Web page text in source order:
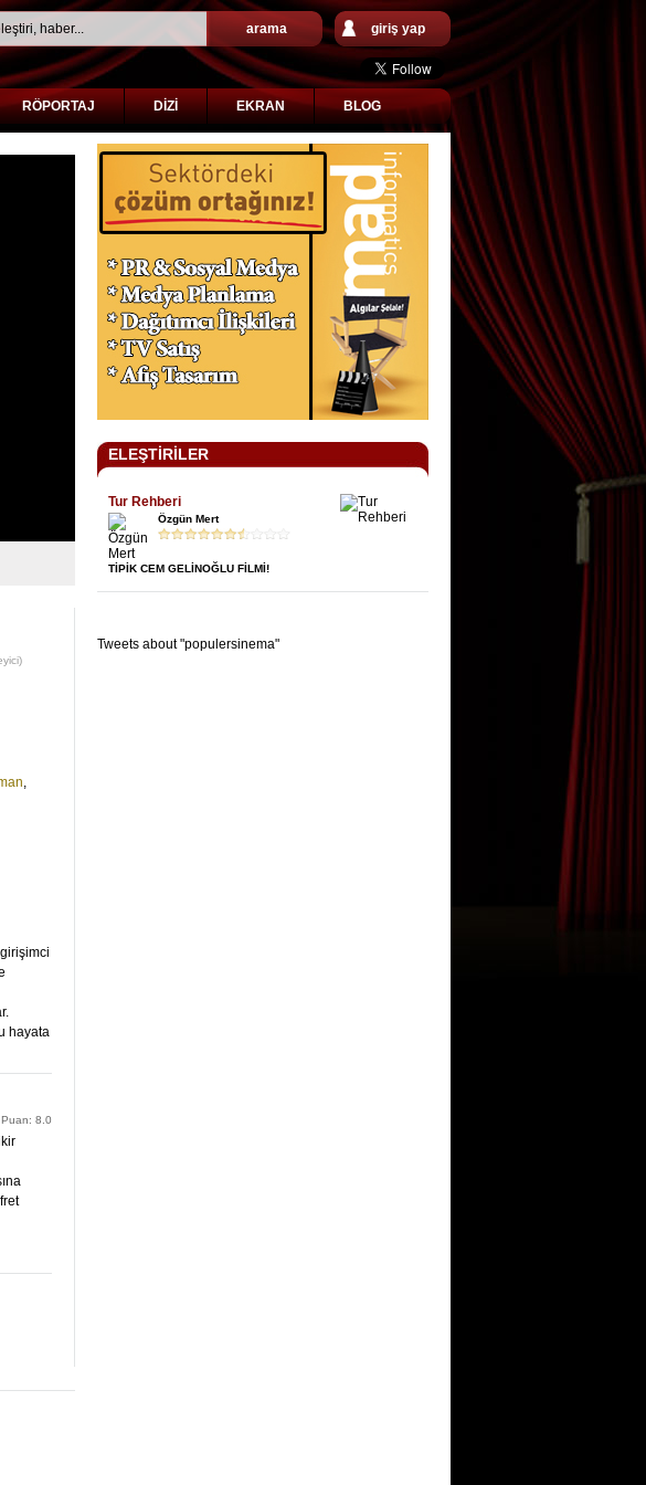
arama giriş yap
RÖPORTAJ DİZİ EKRAN BLOG
,
hayata
Puan: 8.0
ELEŞTİRİLER
Tur Rehberi
Özgün Mert
TİPİK CEM GELİNOĞLU FİLMİ!
Tweets about "populersinema"